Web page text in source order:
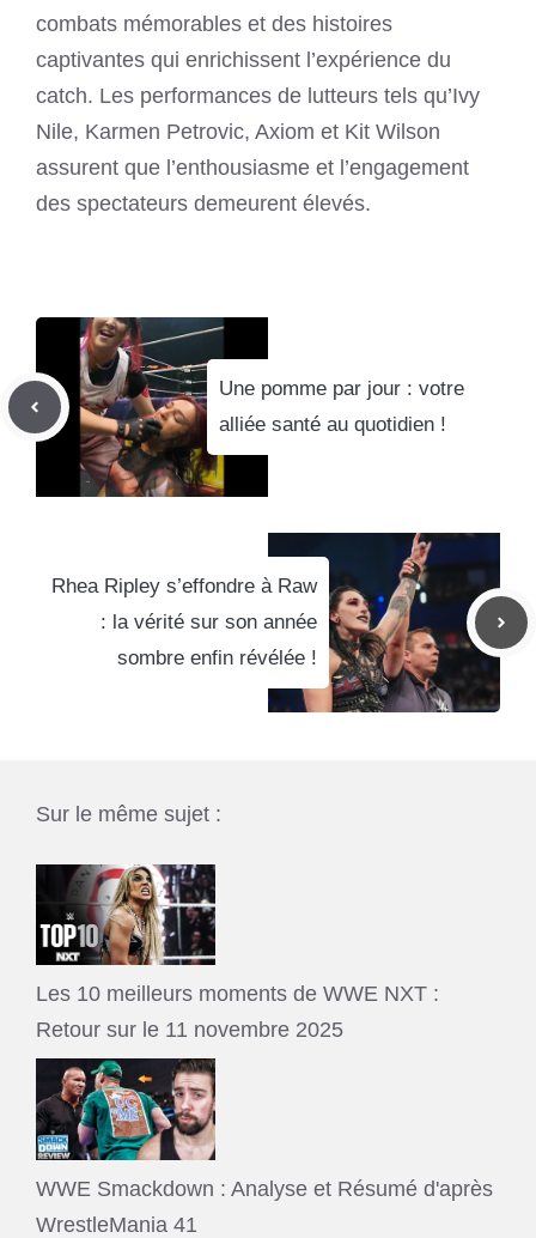
combats mémorables et des histoires
captivantes qui enrichissent l’expérience du
catch. Les performances de lutteurs tels qu’Ivy
Nile, Karmen Petrovic, Axiom et Kit Wilson
assurent que l’enthousiasme et l’engagement
des spectateurs demeurent élevés.
Une pomme par jour : votre
alliée santé au quotidien !
Rhea Ripley s’effondre à Raw
: la vérité sur son année
sombre enfin révélée !
Sur le même sujet :
Les 10 meilleurs moments de WWE NXT :
Retour sur le 11 novembre 2025
WWE Smackdown : Analyse et Résumé d'après
WrestleMania 41